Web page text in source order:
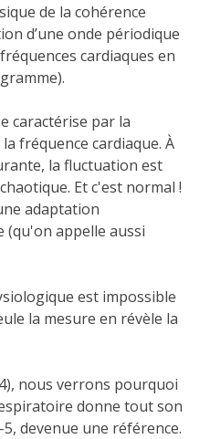
de la cohérence
d’une onde périodique
cardiaques en
caractérise par la
fréquence cardiaque. À
la fluctuation est
Et c'est normal !
adaptation
appelle aussi
est impossible
la mesure en révèle la
nous verrons pourquoi
donne tout son
devenue une référence.